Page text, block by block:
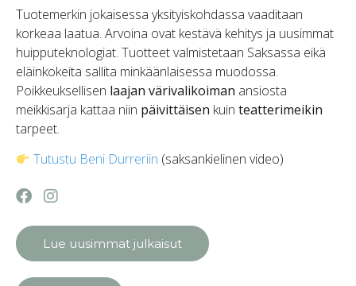
Tuotemerkin jokaisessa yksityiskohdassa vaaditaan
korkeaa laatua. Arvoina ovat kestävä kehitys ja uusimmat
huipputeknologiat. Tuotteet valmistetaan Saksassa eikä
eläinkokeita sallita minkäänlaisessa muodossa.
Poikkeuksellisen laajan värivalikoiman ansiosta
meikkisarja kattaa niin päivittäisen kuin teatterimeikin
tarpeet.
Tutustu Beni Durreriin (saksankielinen video)
Lue uusimmat julkaisut